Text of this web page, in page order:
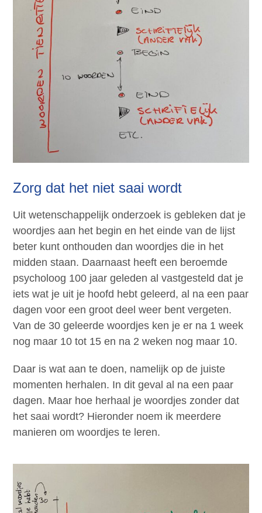
Zorg dat het niet saai wordt
Uit wetenschappelijk onderzoek is gebleken dat je
woordjes aan het begin en het einde van de lijst
beter kunt onthouden dan woordjes die in het
midden staan. Daarnaast heeft een beroemde
psycholoog 100 jaar geleden al vastgesteld dat je
iets wat je uit je hoofd hebt geleerd, al na een paar
dagen voor een groot deel weer bent vergeten.
Van de 30 geleerde woordjes ken je er na 1 week
nog maar 10 tot 15 en na 2 weken nog maar 10.
Daar is wat aan te doen, namelijk op de juiste
momenten herhalen. In dit geval al na een paar
dagen. Maar hoe herhaal je woordjes zonder dat
het saai wordt? Hieronder noem ik meerdere
manieren om woordjes te leren.